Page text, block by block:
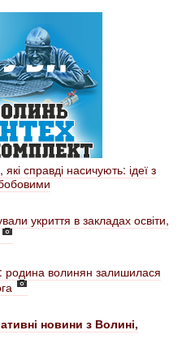
які справді насичують: ідеї з
укриття в закладах освіти,
родина волинян залишилася
новини з Волині,